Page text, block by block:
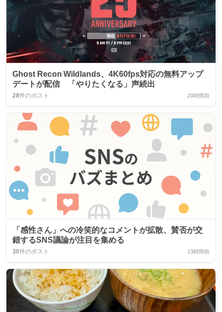
Ghost Recon Wildlands、4K60fps対応の無料アップ
デートが配信 「やりたくなる」声続出
28件のポスト 20時間前
「感性さん」への冷笑的なコメントが拡散、賛否が交
錯するSNS議論が注目を集める
30件のポスト 13時間前